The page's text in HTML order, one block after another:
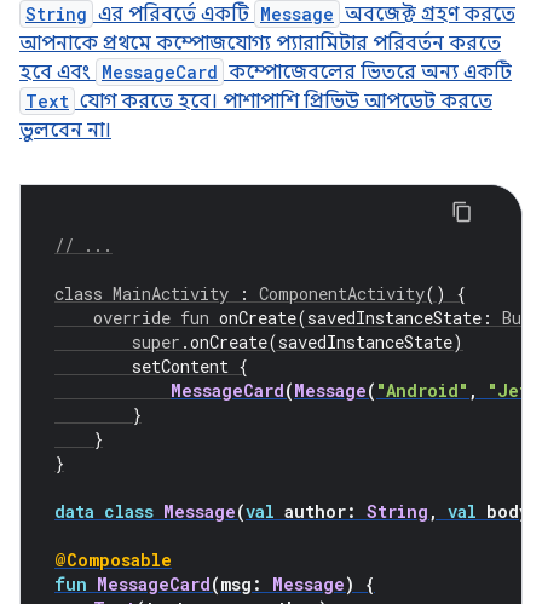
String এর পরিবর্তে একটি Message অবজেক্ট গ্রহণ করতে
আপনাকে প্রথমে কম্পোজযোগ্য প্যারামিটার পরিবর্তন করতে
হবে এবং MessageCard কম্পোজেবলের ভিতরে অন্য একটি
Text যোগ করতে হবে। পাশাপাশি প্রিভিউ আপডেট করতে
ভুলবেন না।
// ...
class MainActivity : ComponentActivity()
{
override fun onCreate(savedInstanceState :
super .onCreate(savedInstanceState)
setContent {
MessageCard(Message( "Android" ,
}
}
}
data class Message(val author: String , val body
@Composable
fun MessageCard(msg : Message)
{